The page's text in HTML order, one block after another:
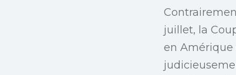
juillet, la
en Amérique